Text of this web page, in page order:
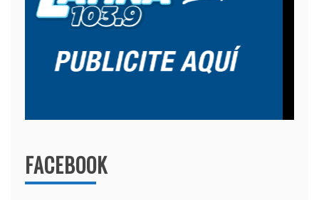
FACEBOOK